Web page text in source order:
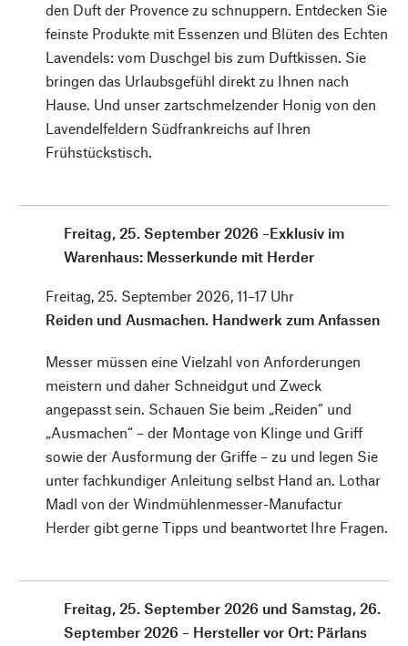
den Duft der ­Provence zu schnuppern. Entdecken Sie
feinste Produkte mit Essenzen und ­Blüten des Echten
Lavendels: vom Duschgel bis zum Duftkissen. Sie
bringen das Urlaubsgefühl direkt zu Ihnen nach
Hause. Und unser zartschmelzender Honig von den
Lavendelfeldern Südfrankreichs auf Ihren
Frühstückstisch.
Freitag, 25. September 2026 –Exklusiv im
Warenhaus: Messerkunde mit Herder
Freitag, 25. September 2026, 11–17 Uhr
Reiden und Ausmachen. Handwerk zum Anfassen
Messer müssen eine Vielzahl von Anforderungen
meistern und daher Schneidgut und Zweck
angepasst sein. Schauen Sie beim „Reiden“ und
„Ausmachen“ – der Montage von Klinge und Griff
sowie der Ausformung der Griffe – zu und legen Sie
unter fachkundiger Anleitung selbst Hand an. Lothar
Madl von der Windmühlenmesser-Manufactur
Herder gibt gerne Tipps und beantwortet Ihre Fragen.
Freitag, 25. September 2026 und Samstag, 26.
September 2026 – Hersteller vor Ort: Pärlans